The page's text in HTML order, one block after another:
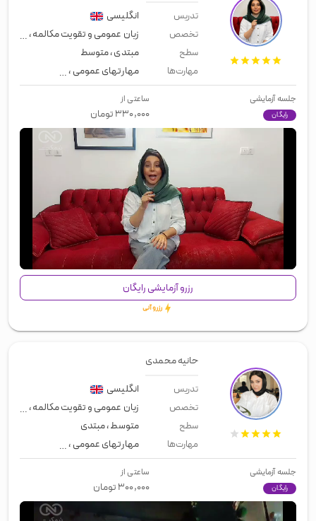
تدریس انگلیسی
تخصص زبان عمومی و تقویت مکالمه،
سطح مبتدی،متوسط
مهارت‌ها مهارتهای عمومی،
جلسه آزمایشی
رایگان
ساعتی از
۳۳۰,۰۰۰تومان
00:00/01:39
رزرو آزمایشی رایگان
رزرو آنی
حانیه محمدی
تدریس انگلیسی
تخصص زبان عمومی و تقویت مکالمه،
سطح متوسط،مبتدی
مهارت‌ها مهارتهای عمومی،
جلسه آزمایشی
رایگان
ساعتی از
۳۰۰,۰۰۰تومان